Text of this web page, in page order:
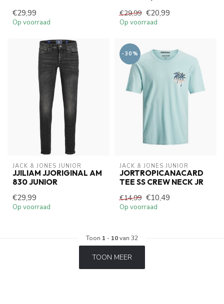
€29,99
Op voorraad
€29,99 €20,99
Op voorraad
JACK & JONES JUNIOR
JJILIAM JJORIGINAL AM
830 JUNIOR
€29,99
Op voorraad
-30%
JACK & JONES JUNIOR
JORTROPICANACARD
TEE SS CREW NECK JR
€14,99 €10,49
Op voorraad
Toon 1 - 10van 32
TOON MEER